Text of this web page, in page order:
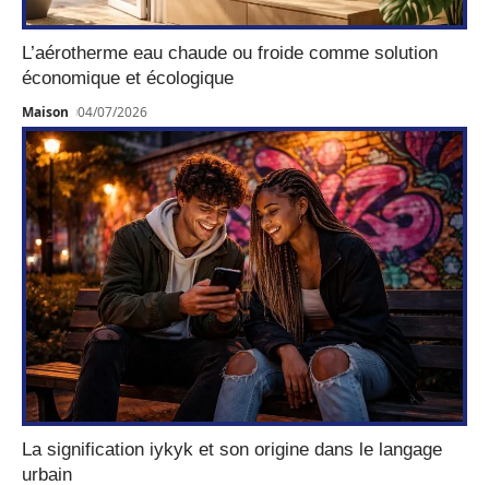
L’aérotherme eau chaude ou froide comme solution
économique et écologique
Maison 04/07/2026
La signification iykyk et son origine dans le langage
urbain